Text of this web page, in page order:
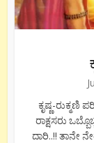
ಕೃಷ್ಣ-ರುಕ್ಮಣಿ
ರಾಕ್ಷಸರು
ದಾರಿ..!! ತಾನೇ